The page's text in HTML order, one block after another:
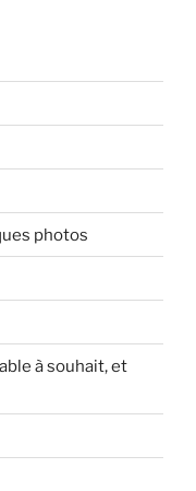
photos
à souhait, et